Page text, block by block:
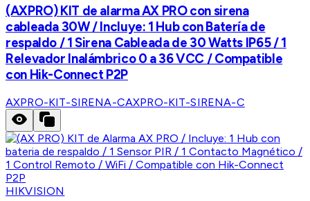
(AXPRO) KIT de alarma AX PRO con sirena
cableada 30W / Incluye: 1 Hub con Batería de
respaldo / 1 Sirena Cableada de 30 Watts IP65 / 1
Relevador Inalámbrico 0 a 36 VCC / Compatible
con Hik-Connect P2P
AXPRO-KIT-SIRENA-CAXPRO-KIT-SIRENA-C
HIKVISION